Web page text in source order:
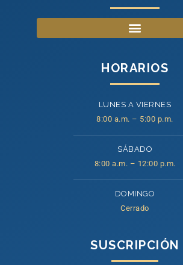
HORARIOS
LUNES A VIERNES
8:00 a.m. – 5:00 p.m.
SÁBADO
8:00 a.m. – 12:00 p.m.
DOMINGO
Cerrado
SUSCRIPCIÓN